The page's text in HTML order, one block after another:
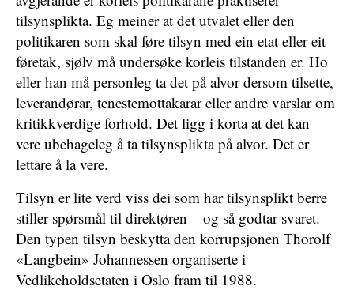
tilsynsplikta. Eg meiner at det utvalet eller den
politikaren som skal føre tilsyn med ein etat eller eit
føretak, sjølv må undersøke korleis tilstanden er. Ho
eller han må personleg ta det på alvor dersom tilsette,
leverandørar, tenestemottakarar eller andre varslar om
kritikkverdige forhold. Det ligg i korta at det kan
vere ubehageleg å ta tilsynsplikta på alvor. Det er
lettare å la vere.
Tilsyn er lite verd viss dei som har tilsynsplikt berre
stiller spørsmål til direktøren – og så godtar svaret.
Den typen tilsyn beskytta den korrupsjonen Thorolf
«Langbein» Johannessen organiserte i
Vedlikeholdsetaten i Oslo fram til 1988.